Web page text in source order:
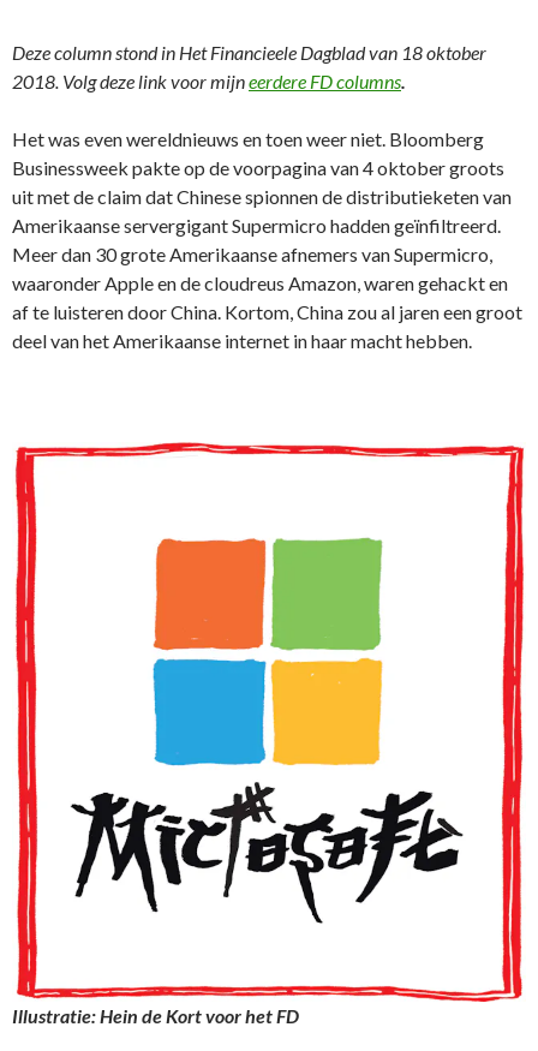
Deze column stond in Het Financieele Dagblad van 18 oktober
2018. Volg deze link voor mijneerdere FD columns.
Het was even wereldnieuws en toen weer niet. Bloomberg
Businessweek pakte op de voorpagina van 4 oktober groots
uit met de claim dat Chinese spionnen de distributieketen van
Amerikaanse servergigant Supermicro hadden geïnfiltreerd.
Meer dan 30 grote Amerikaanse afnemers van Supermicro,
waaronder Apple en de cloudreus Amazon, waren gehackt en
af te luisteren door China. Kortom, China zou al jaren een groot
deel van het Amerikaanse internet in haar macht hebben.
Illustratie: Hein de Kort voor het FD